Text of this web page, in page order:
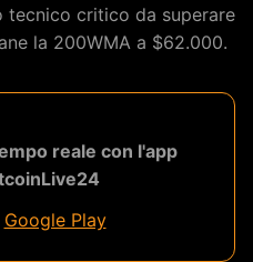
tecnico critico da superare
la 200WMA a $62.000.
reale con l'app
Google Play